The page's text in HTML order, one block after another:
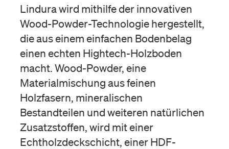
Lindura wird mithilfe der innovativen
Wood-Powder-Technologie hergestellt,
die aus einem einfachen Bodenbelag
einen echten Hightech-Holzboden
macht. Wood-Powder, eine
Materialmischung aus feinen
Holzfasern, mineralischen
Bestandteilen und weiteren natürlichen
Zusatzstoffen, wird mit einer
Echtholzdeckschicht, einer HDF-